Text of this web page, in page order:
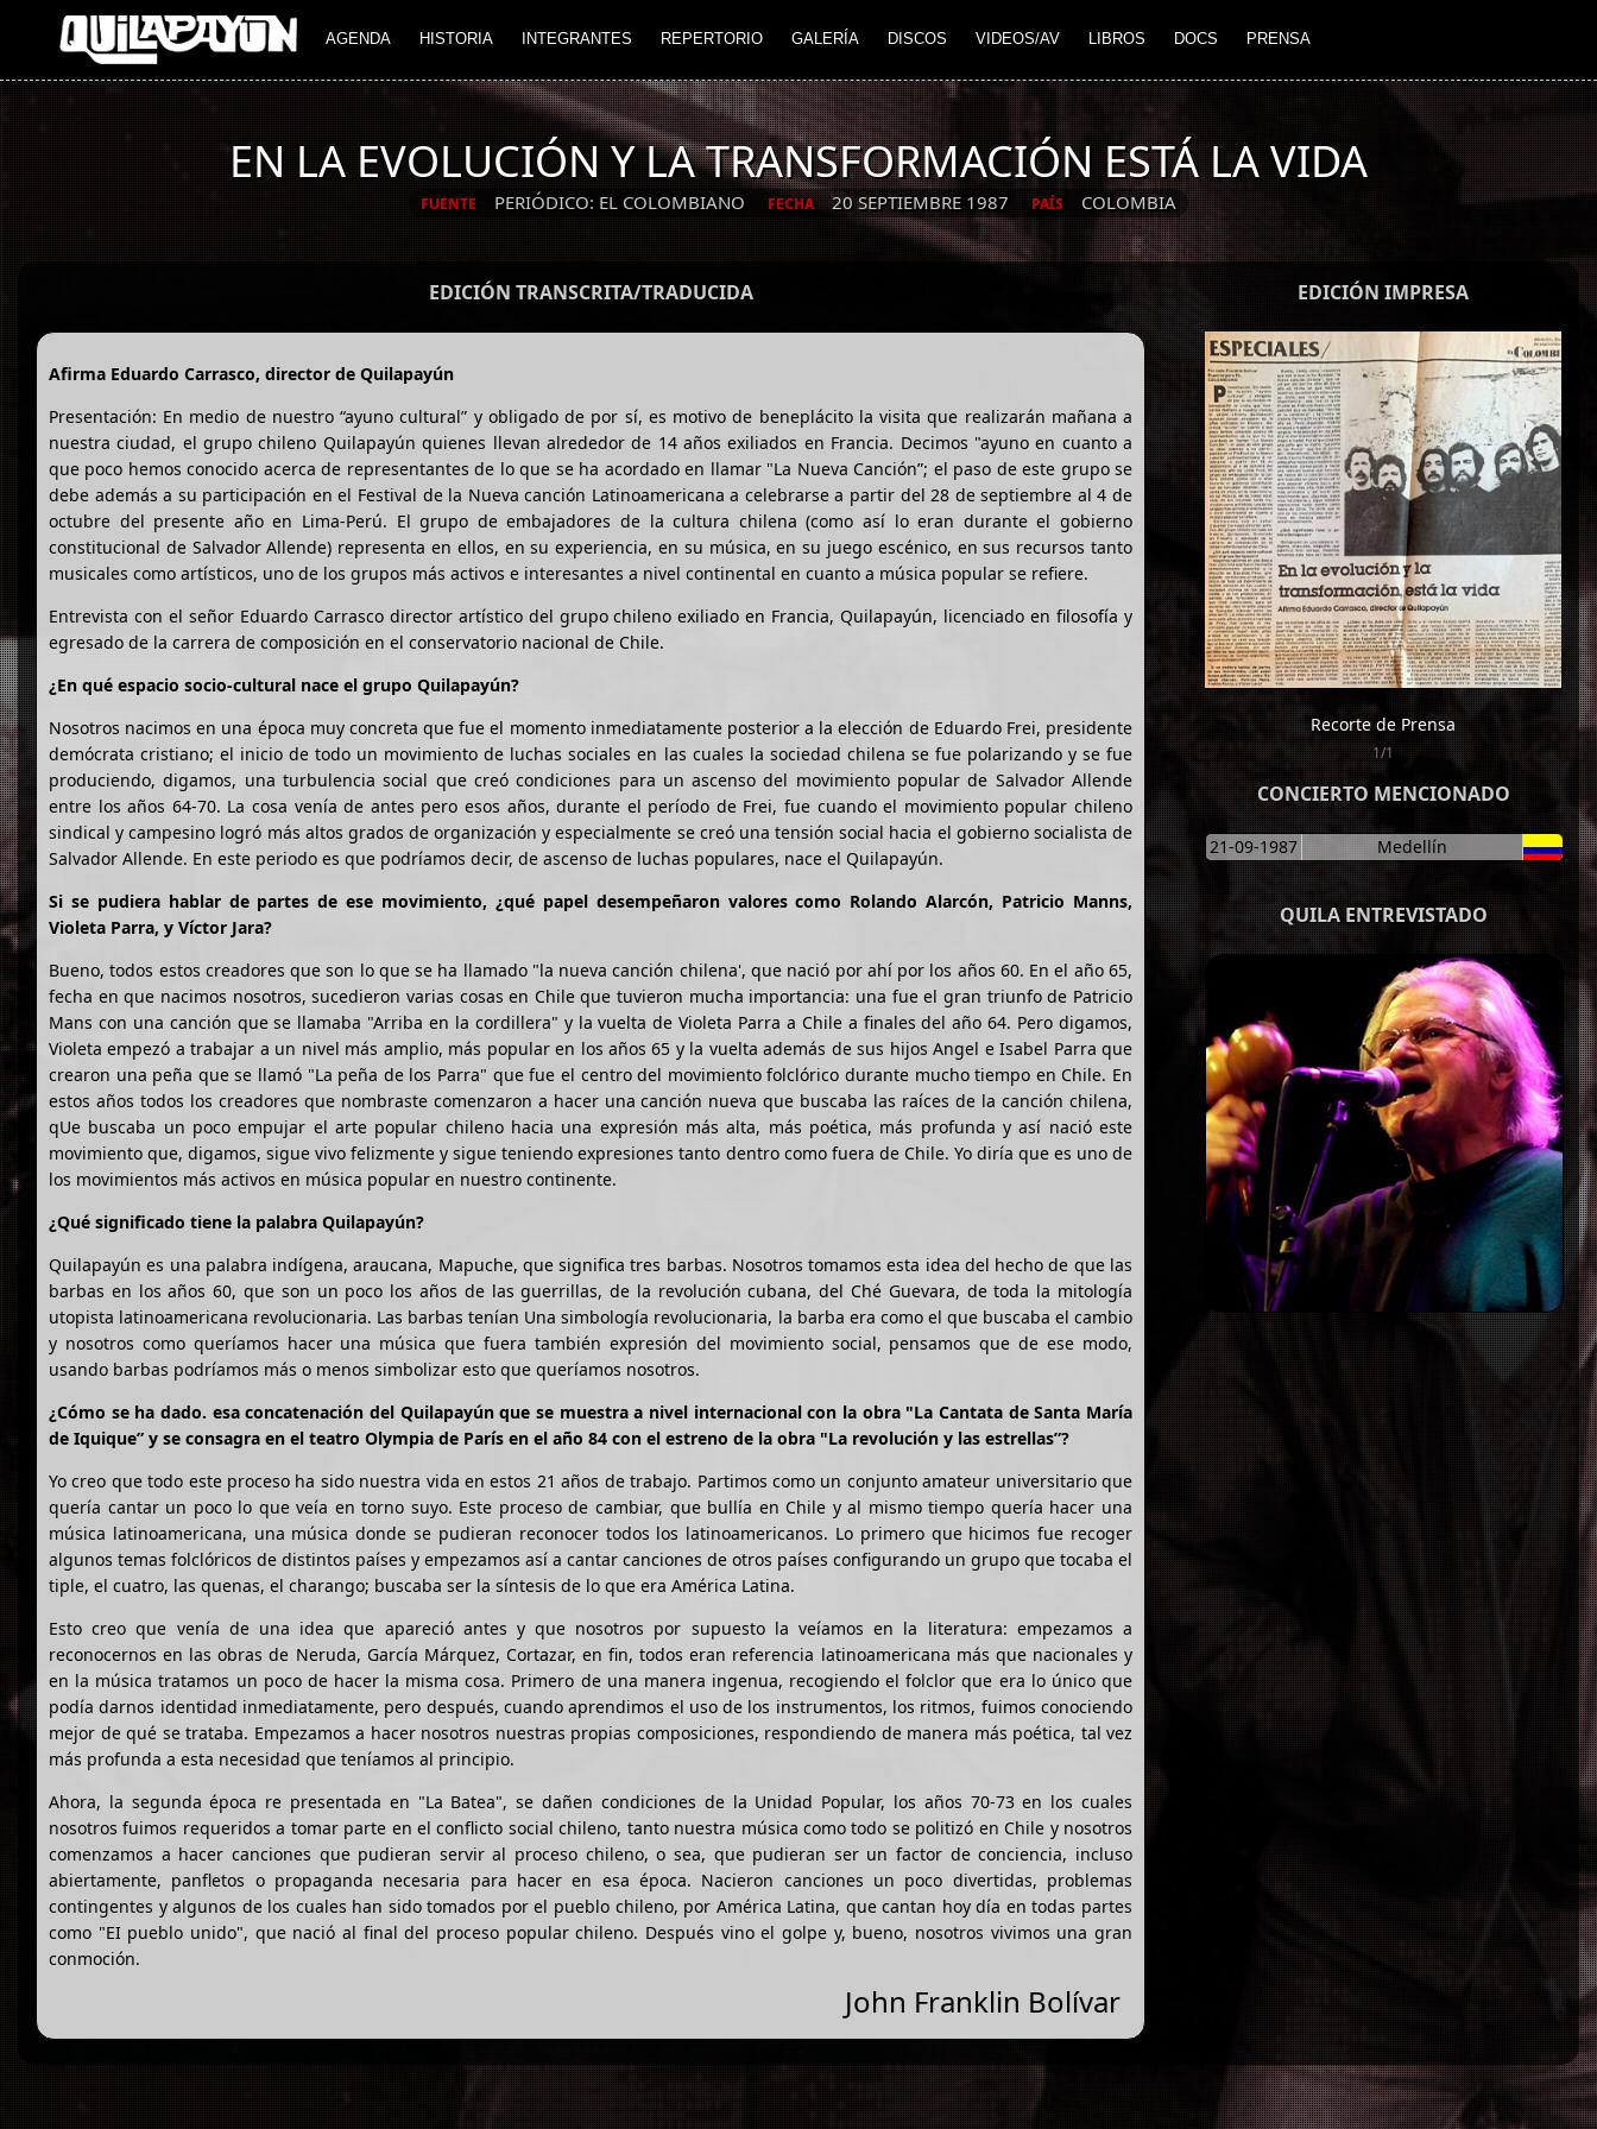
AGENDA HISTORIA INTEGRANTES REPERTORIO GALERÍA DISCOS VIDEOS/AV LIBROS DOCS PRENSA
EN LA EVOLUCIÓN Y LA TRANSFORMACIÓN ESTÁ LA VIDA
FUENTE PERIÓDICO: EL COLOMBIANO FECHA 20 SEPTIEMBRE 1987 PAÍS COLOMBIA
EDICIÓN TRANSCRITA/TRADUCIDA
Afirma Eduardo Carrasco, director de Quilapayún
Presentación: En medio de nuestro “ayuno cultural” y obligado de por sí, es motivo de beneplácito la visita que realizarán mañana a
nuestra ciudad, el grupo chileno Quilapayún quienes llevan alrededor de 14 años exiliados en Francia. Decimos "ayuno en cuanto a
que poco hemos conocido acerca de representantes de lo que se ha acordado en llamar "La Nueva Canción”; el paso de este grupo se
debe además a su participación en el Festival de la Nueva canción Latinoamericana a celebrarse a partir del 28 de septiembre al 4 de
octubre del presente año en Lima-Perú. El grupo de embajadores de la cultura chilena (como así lo eran durante el gobierno
constitucional de Salvador Allende) representa en ellos, en su experiencia, en su música, en su juego escénico, en sus recursos tanto
musicales como artísticos, uno de los grupos más activos e interesantes a nivel continental en cuanto a música popular se refiere.
Entrevista con el señor Eduardo Carrasco director artístico del grupo chileno exiliado en Francia, Quilapayún, licenciado en filosofía y
egresado de la carrera de composición en el conservatorio nacional de Chile.
¿En qué espacio socio-cultural nace el grupo Quilapayún?
Nosotros nacimos en una época muy concreta que fue el momento inmediatamente posterior a la elección de Eduardo Frei, presidente
demócrata cristiano; el inicio de todo un movimiento de luchas sociales en las cuales la sociedad chilena se fue polarizando y se fue
produciendo, digamos, una turbulencia social que creó condiciones para un ascenso del movimiento popular de Salvador Allende
entre los años 64-70. La cosa venía de antes pero esos años, durante el período de Frei, fue cuando el movimiento popular chileno
sindical y campesino logró más altos grados de organización y especialmente se creó una tensión social hacia el gobierno socialista de
Salvador Allende. En este periodo es que podríamos decir, de ascenso de luchas populares, nace el Quilapayún.
Si se pudiera hablar de partes de ese movimiento, ¿qué papel desempeñaron valores como Rolando Alarcón, Patricio Manns,
Violeta Parra, y Víctor Jara?
Bueno, todos estos creadores que son lo que se ha llamado "la nueva canción chilena', que nació por ahí por los años 60. En el año 65,
fecha en que nacimos nosotros, sucedieron varias cosas en Chile que tuvieron mucha importancia: una fue el gran triunfo de Patricio
Mans con una canción que se llamaba "Arriba en la cordillera" y la vuelta de Violeta Parra a Chile a finales del año 64. Pero digamos,
Violeta empezó a trabajar a un nivel más amplio, más popular en los años 65 y la vuelta además de sus hijos Angel e Isabel Parra que
crearon una peña que se llamó "La peña de los Parra" que fue el centro del movimiento folclórico durante mucho tiempo en Chile. En
estos años todos los creadores que nombraste comenzaron a hacer una canción nueva que buscaba las raíces de la canción chilena,
qUe buscaba un poco empujar el arte popular chileno hacia una expresión más alta, más poética, más profunda y así nació este
movimiento que, digamos, sigue vivo felizmente y sigue teniendo expresiones tanto dentro como fuera de Chile. Yo diría que es uno de
los movimientos más activos en música popular en nuestro continente.
¿Qué significado tiene la palabra Quilapayún?
Quilapayún es una palabra indígena, araucana, Mapuche, que significa tres barbas. Nosotros tomamos esta idea del hecho de que las
barbas en los años 60, que son un poco los años de las guerrillas, de la revolución cubana, del Ché Guevara, de toda la mitología
utopista latinoamericana revolucionaria. Las barbas tenían Una simbología revolucionaria, la barba era como el que buscaba el cambio
y nosotros como queríamos hacer una música que fuera también expresión del movimiento social, pensamos que de ese modo,
usando barbas podríamos más o menos simbolizar esto que queríamos nosotros.
¿Cómo se ha dado. esa concatenación del Quilapayún que se muestra a nivel internacional con la obra "La Cantata de Santa María
de Iquique” y se consagra en el teatro Olympia de París en el año 84 con el estreno de la obra "La revolución y las estrellas”?
Yo creo que todo este proceso ha sido nuestra vida en estos 21 años de trabajo. Partimos como un conjunto amateur universitario que
quería cantar un poco lo que veía en torno suyo. Este proceso de cambiar, que bullía en Chile y al mismo tiempo quería hacer una
música latinoamericana, una música donde se pudieran reconocer todos los latinoamericanos. Lo primero que hicimos fue recoger
algunos temas folclóricos de distintos países y empezamos así a cantar canciones de otros países configurando un grupo que tocaba el
tiple, el cuatro, las quenas, el charango; buscaba ser la síntesis de lo que era América Latina.
Esto creo que venía de una idea que apareció antes y que nosotros por supuesto la veíamos en la literatura: empezamos a
reconocernos en las obras de Neruda, García Márquez, Cortazar, en fin, todos eran referencia latinoamericana más que nacionales y
en la música tratamos un poco de hacer la misma cosa. Primero de una manera ingenua, recogiendo el folclor que era lo único que
podía darnos identidad inmediatamente, pero después, cuando aprendimos el uso de los instrumentos, los ritmos, fuimos conociendo
mejor de qué se trataba. Empezamos a hacer nosotros nuestras propias composiciones, respondiendo de manera más poética, tal vez
más profunda a esta necesidad que teníamos al principio.
Ahora, la segunda época re presentada en "La Batea", se dañen condiciones de la Unidad Popular, los años 70-73 en los cuales
nosotros fuimos requeridos a tomar parte en el conflicto social chileno, tanto nuestra música como todo se politizó en Chile y nosotros
comenzamos a hacer canciones que pudieran servir al proceso chileno, o sea, que pudieran ser un factor de conciencia, incluso
abiertamente, panfletos o propaganda necesaria para hacer en esa época. Nacieron canciones un poco divertidas, problemas
contingentes y algunos de los cuales han sido tomados por el pueblo chileno, por América Latina, que cantan hoy día en todas partes
como "EI pueblo unido", que nació al final del proceso popular chileno. Después vino el golpe y, bueno, nosotros vivimos una gran
conmoción.
John Franklin Bolívar
EDICIÓN IMPRESA
Recorte de Prensa
1/1
CONCIERTO MENCIONADO
21-09-1987 Medellín
QUILA ENTREVISTADO